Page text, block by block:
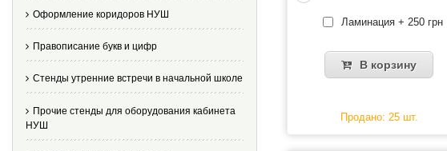
Оформление коридоров НУШ
Правописание букв и цифр
Стенды утренние встречи в начальной школе
Прочие стенды для оборудования кабинета
НУШ
Ламинация + 250 грн
В корзину
Продано: 25 шт.